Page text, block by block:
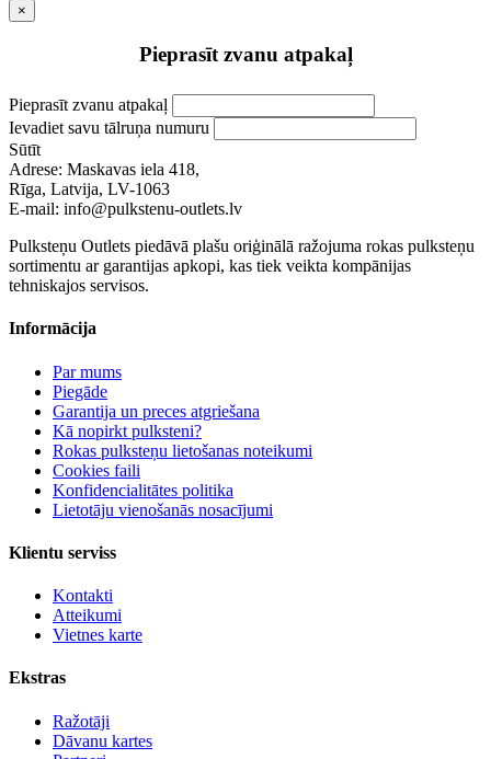
×
Pieprasīt zvanu atpakaļ
Pieprasīt zvanu atpakaļ
Ievadiet savu tālruņa numuru
Sūtīt
Adrese: Maskavas iela 418,
Rīga, Latvija, LV-1063
E-mail: info@pulkstenu-outlets.lv
Pulksteņu Outlets piedāvā plašu oriģinālā ražojuma rokas pulksteņu
sortimentu ar garantijas apkopi, kas tiek veikta kompānijas
tehniskajos servisos.
Informācija
Par mums
Piegāde
Garantija un preces atgriešana
Kā nopirkt pulksteni?
Rokas pulksteņu lietošanas noteikumi
Cookies faili
Konfidencialitātes politika
Lietotāju vienošanās nosacījumi
Klientu serviss
Kontakti
Atteikumi
Vietnes karte
Ekstras
Ražotāji
Dāvanu kartes